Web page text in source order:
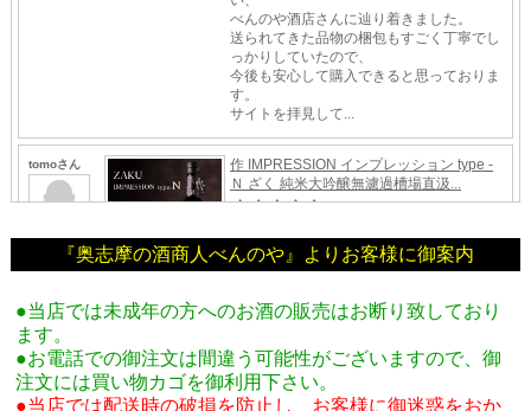
『奥志摩の酒商人べんのや』よりお客様に御案内
●当店では未成年の方へのお酒の販売はお断り致しており
ます。
●お電話での御注文は間違う可能性がございますので、御
注文には買い物カゴを御利用下さい。
●当店では配送時の破損を防止し、お客様に御迷惑をおか